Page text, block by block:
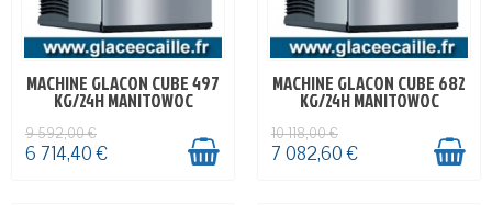
EN STOCK
MACHINE GLACON CUBE 497
KG/24H MANITOWOC
9 592,00 €
6 714,40 €
EN STOCK
MACHINE GLACON CUBE 682
KG/24H MANITOWOC
10 118,00 €
7 082,60 €